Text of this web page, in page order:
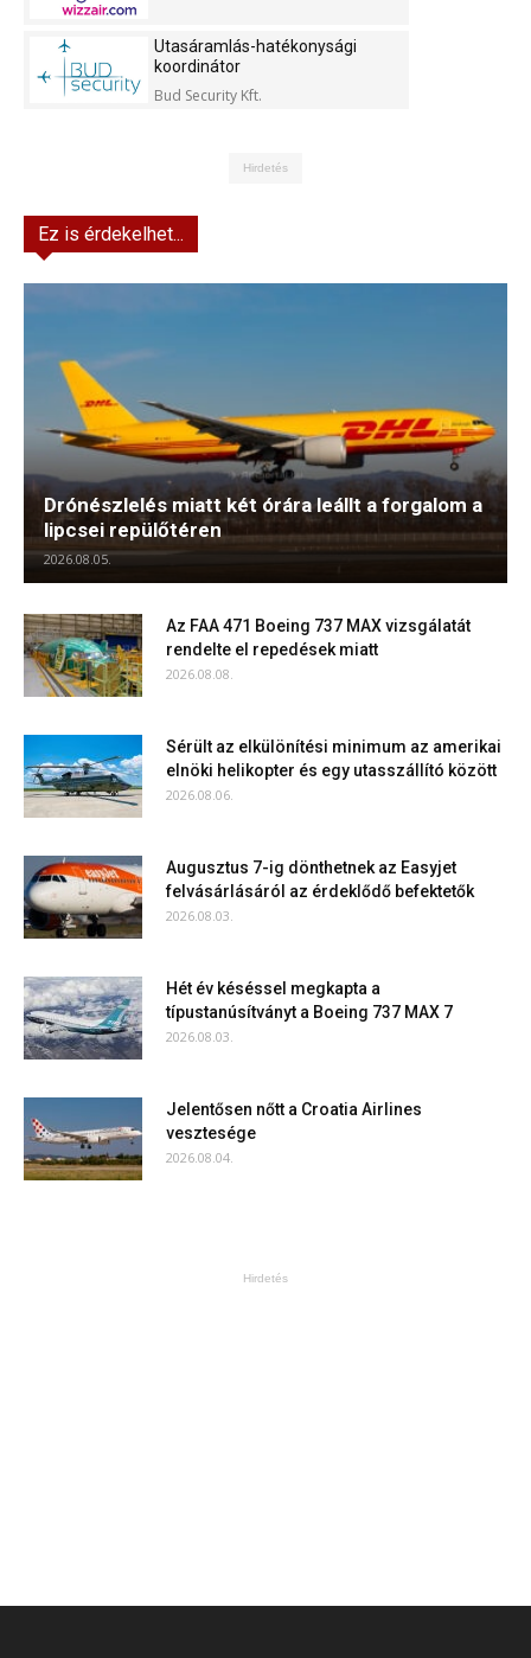
Utasáramlás-hatékonysági
koordinátor
Bud Security Kft.
Hirdetés
Ez is érdekelhet...
Drónészlelés miatt két órára leállt a forgalom a
lipcsei repülőtéren
2026.08.05.
Az FAA 471 Boeing 737 MAX vizsgálatát
rendelte el repedések miatt
2026.08.08.
Sérült az elkülönítési minimum az amerikai
elnöki helikopter és egy utasszállító között
2026.08.06.
Augusztus 7-ig dönthetnek az Easyjet
felvásárlásáról az érdeklődő befektetők
2026.08.03.
Hét év késéssel megkapta a
típustanúsítványt a Boeing 737 MAX 7
2026.08.03.
Jelentősen nőtt a Croatia Airlines
vesztesége
2026.08.04.
Hirdetés